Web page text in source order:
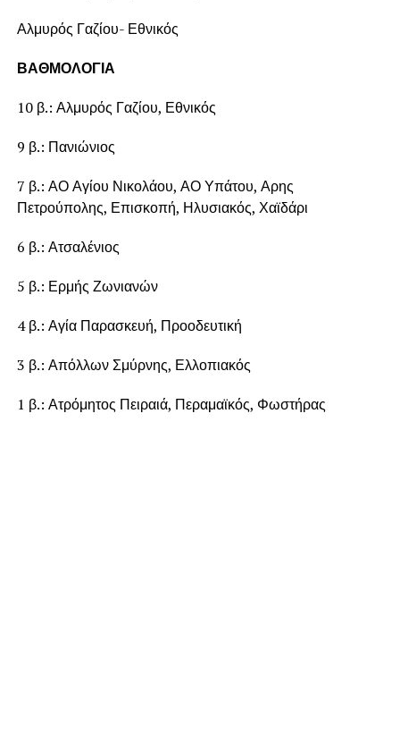
Αλμυρός Γαζίου- Εθνικός
ΒΑΘΜΟΛΟΓΙΑ
10 β.: Αλμυρός Γαζίου, Εθνικός
9 β.: Πανιώνιος
7 β.: ΑΟ Αγίου Νικολάου, ΑΟ Υπάτου, Αρης
Πετρούπολης, Επισκοπή, Ηλυσιακός, Χαϊδάρι
6 β.: Ατσαλένιος
5 β.: Ερμής Ζωνιανών
4 β.: Αγία Παρασκευή, Προοδευτική
3 β.: Απόλλων Σμύρνης, Ελλοπιακός
1 β.: Ατρόμητος Πειραιά, Περαμαϊκός, Φωστήρας